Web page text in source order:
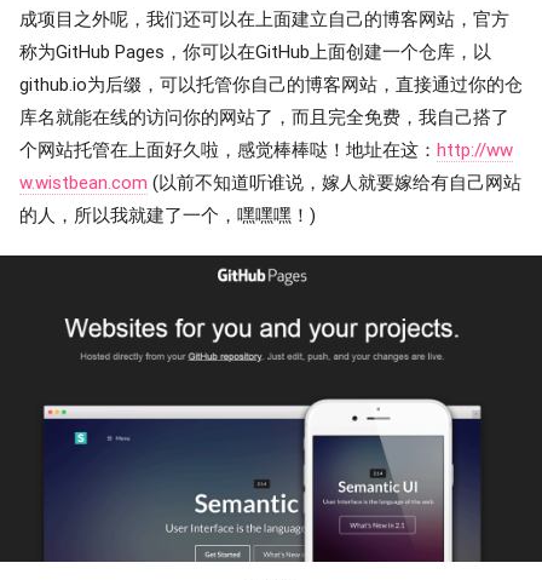
成项目之外呢，我们还可以在上面建立自己的博客网站，官方
称为GitHub Pages，你可以在GitHub上面创建一个仓库，以
github.io为后缀，可以托管你自己的博客网站，直接通过你的仓
库名就能在线的访问你的网站了，而且完全免费，我自己搭了
个网站托管在上面好久啦，感觉棒棒哒！地址在这： http://ww
w.wistbean.com (以前不知道听谁说，嫁人就要嫁给有自己网站
的人，所以我就建了一个，嘿嘿嘿！)